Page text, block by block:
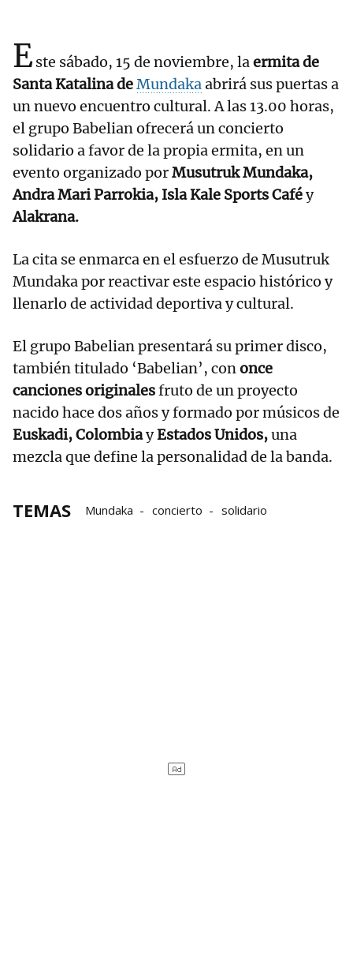
Este sábado, 15 de noviembre, laermita de
Santa Katalina deMundakaabrirá sus puertas a
un nuevo encuentro cultural. A las 13.00 horas,
el grupo Babelian ofrecerá un concierto
solidario a favor de la propia ermita, en un
evento organizado porMusutruk Mundaka,
Andra Mari Parrokia, Isla Kale Sports Caféy
Alakrana.
La cita se enmarca en el esfuerzo de Musutruk
Mundaka por reactivar este espacio histórico y
llenarlo de actividad deportiva y cultural.
El grupo Babelian presentará su primer disco,
también titulado ‘Babelian’, cononce
canciones originalesfruto de un proyecto
nacido hace dos años y formado por músicos de
Euskadi, ColombiayEstados Unidos,una
mezcla que define la personalidad de la banda.
TEMAS Mundaka concierto solidario